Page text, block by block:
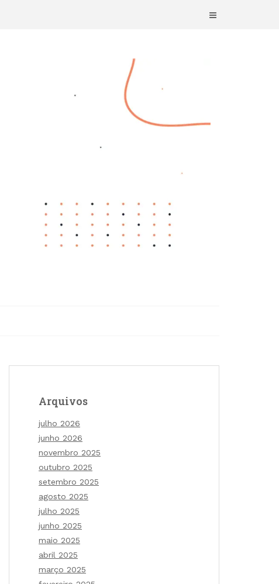
Arquivos
julho 2026
junho 2026
novembro 2025
outubro 2025
setembro 2025
agosto 2025
julho 2025
junho 2025
maio 2025
abril 2025
março 2025